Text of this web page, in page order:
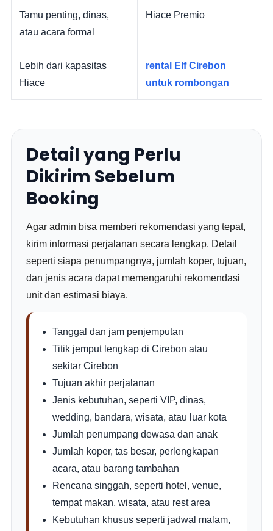
Tamu penting, dinas,
atau acara formal
Hiace Premio
Lebih dari kapasitas
Hiace
rental Elf Cirebon
untuk rombongan
Detail yang Perlu
Dikirim Sebelum
Booking
Agar admin bisa memberi rekomendasi yang tepat,
kirim informasi perjalanan secara lengkap. Detail
seperti siapa penumpangnya, jumlah koper, tujuan,
dan jenis acara dapat memengaruhi rekomendasi
unit dan estimasi biaya.
Tanggal dan jam penjemputan
Titik jemput lengkap di Cirebon atau
sekitar Cirebon
Tujuan akhir perjalanan
Jenis kebutuhan, seperti VIP, dinas,
wedding, bandara, wisata, atau luar kota
Jumlah penumpang dewasa dan anak
Jumlah koper, tas besar, perlengkapan
acara, atau barang tambahan
Rencana singgah, seperti hotel, venue,
tempat makan, wisata, atau rest area
Kebutuhan khusus seperti jadwal malam,